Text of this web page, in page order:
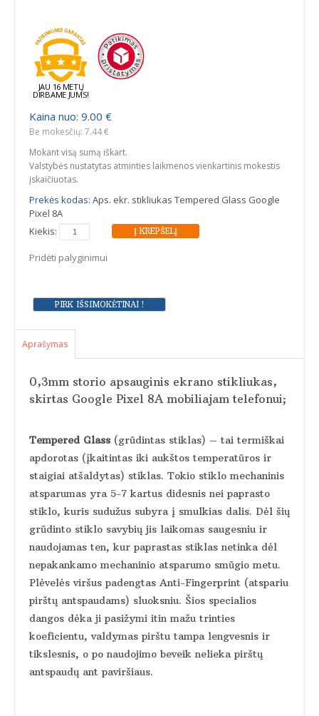
JAU 16 METŲ
DIRBAME JUMS!
Kaina nuo: 9.00 €
Be mokesčių: 7.44 €
Mokant visą sumą iškart.
Valstybės nustatytas atminties laikmenos vienkartinis mokestis
įskaičiuotas.
Prekės kodas: Aps. ekr. stikliukas Tempered Glass Google
Pixel 8A
Kiekis:
Pridėti palyginimui
Aprašymas
0,3mm storio apsauginis ekrano stikliukas,
skirtas Google Pixel 8A mobiliajam telefonui;
Tempered Glass (grūdintas stiklas) – tai termiškai
apdorotas (įkaitintas iki aukštos temperatūros ir
staigiai atšaldytas) stiklas. Tokio stiklo mechaninis
atsparumas yra 5-7 kartus didesnis nei paprasto
stiklo, kuris sudužus subyra į smulkias dalis. Dėl šių
grūdinto stiklo savybių jis laikomas saugesniu ir
naudojamas ten, kur paprastas stiklas netinka dėl
nepakankamo mechaninio atsparumo smūgio metu.
Plėvelės viršus padengtas Anti-Fingerprint (atspariu
pirštų antspaudams) sluoksniu. Šios specialios
dangos dėka ji pasižymi itin mažu trinties
koeficientu, valdymas pirštu tampa lengvesnis ir
tikslesnis, o po naudojimo beveik nelieka pirštų
antspaudų ant paviršiaus.